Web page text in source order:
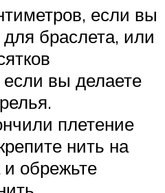
если вы
браслета, или
вы делаете
плетение
нить на
обрежьте